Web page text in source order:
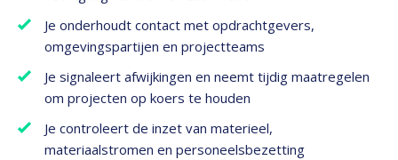
Je onderhoudt contact met opdrachtgevers,
omgevingspartijen en projectteams
Je signaleert afwijkingen en neemt tijdig maatregelen
om projecten op koers te houden
Je controleert de inzet van materieel,
materiaalstromen en personeelsbezetting